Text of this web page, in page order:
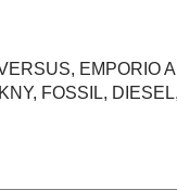
EMPORIO
FOSSIL,